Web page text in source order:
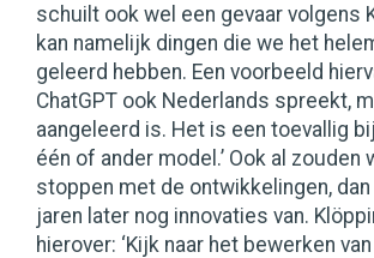
schuilt ook wel een gevaar volgens
kan namelijk dingen die we het
geleerd hebben. Een voorbeeld
ChatGPT ook Nederlands spreekt,
aangeleerd is. Het is een toevallig
één of ander model.’ Ook al zouden
stoppen met de ontwikkelingen,
jaren later nog innovaties van.
hierover: ‘Kijk naar het bewerken